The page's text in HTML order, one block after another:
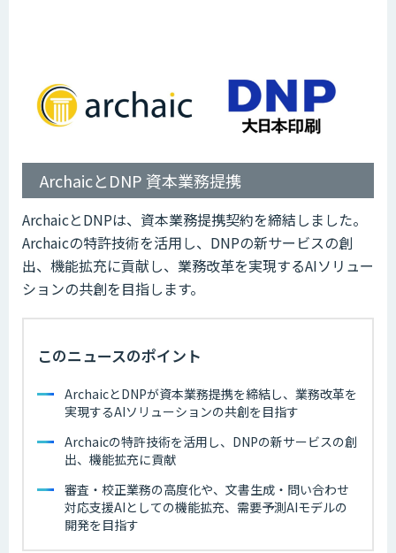
ArchaicとDNP 資本業務提携
ArchaicとDNPは、資本業務提携契約を締結しました。
Archaicの特許技術を活用し、DNPの新サービスの創
出、機能拡充に貢献し、業務改革を実現するAIソリュー
ションの共創を目指します。
このニュースのポイント
ArchaicとDNPが資本業務提携を締結し、業務改革を
実現するAIソリューションの共創を目指す
Archaicの特許技術を活用し、DNPの新サービスの創
出、機能拡充に貢献
審査・校正業務の高度化や、文書生成・問い合わせ
対応支援AIとしての機能拡充、需要予測AIモデルの
開発を目指す